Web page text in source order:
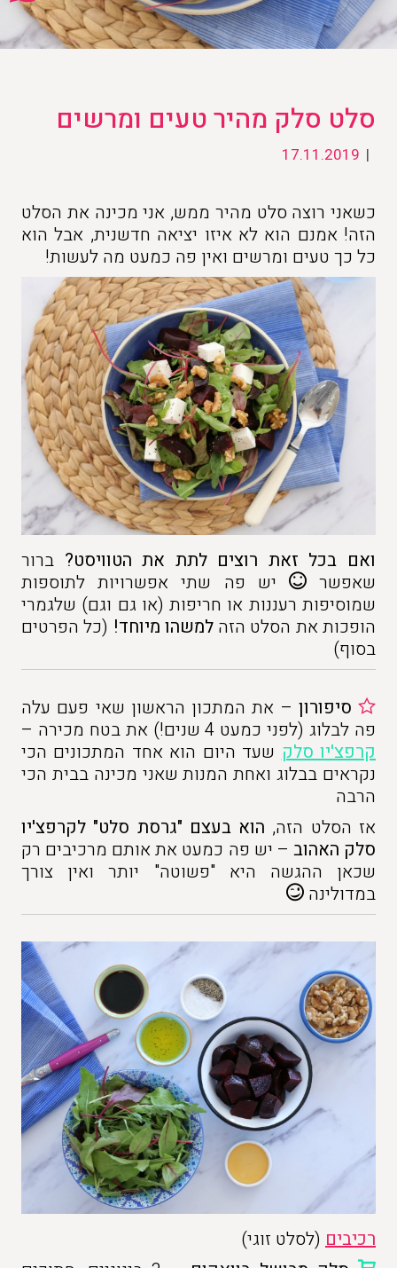
סלט סלק מהיר טעים ומרשים
|
17.11.2019
כשאני רוצה סלט מהיר ממש, אני מכינה את הסלט
הזה! אמנם הוא לא איזו יציאה חדשנית, אבל הוא
כל כך טעים ומרשים ואין פה כמעט מה לעשות!
ואם בכל זאת רוצים לתת את הטוויסט? ברור
שאפשר
יש פה שתי אפשרויות לתוספות
שמוסיפות רעננות או חריפות (או גם וגם) שלגמרי
הופכות את הסלט הזהלמשהו מיוחד! (כל הפרטים
בסוף)
סיפורון – את המתכון הראשון שאי פעם עלה
פה לבלוג (לפני כמעט 4 שנים!) את בטח מכירה –
קרפצ'יו סלק שעד היום הוא אחד המתכונים הכי
נקראים בבלוג ואחת המנות שאני מכינה בבית הכי
הרבה
אז הסלט הזה, הוא בעצם "גרסת סלט" לקרפצ'יו
סלק האהוב – יש פה כמעט את אותם מרכיבים רק
שכאן ההגשה היא "פשוטה" יותר ואין צורך
במדולינה
רכיבים (לסלט זוגי)